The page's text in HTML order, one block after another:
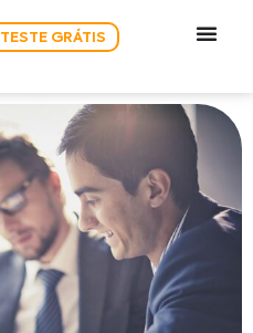
TESTE GRÁTIS